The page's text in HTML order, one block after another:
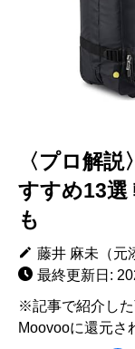
〈プロ解
すすめ13選
も
藤井 麻未（元
最終更新日:
※記事で紹介し
Moovooに還元さ